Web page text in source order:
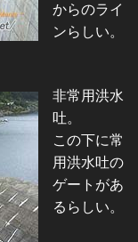
からのライ
ンらしい。
非常用洪水
吐。
この下に常
用洪水吐の
ゲートがあ
るらしい。